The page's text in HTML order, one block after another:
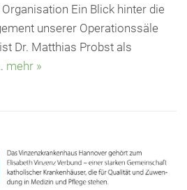
Ein Blick hinter die
unserer Operationssäle
Dr. Matthias Probst als
mehr »